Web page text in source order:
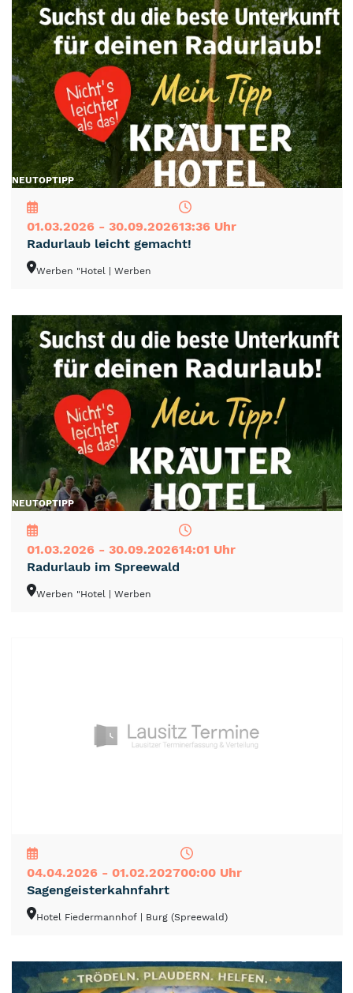
NEUTOPTIPP
01.03.2026 - 30.09.202613:36 Uhr
Radurlaub leicht gemacht!
Werben "Hotel | Werben
NEUTOPTIPP
01.03.2026 - 30.09.202614:01 Uhr
Radurlaub im Spreewald
Werben "Hotel | Werben
04.04.2026 - 01.02.202700:00 Uhr
Sagengeisterkahnfahrt
Hotel Fiedermannhof | Burg (Spreewald)